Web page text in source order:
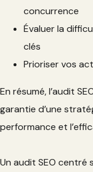
concurrence
Évaluer la
clés
Prioriser vos
En résumé, l’audit
garantie d’une
performance et
Un audit SEO centré